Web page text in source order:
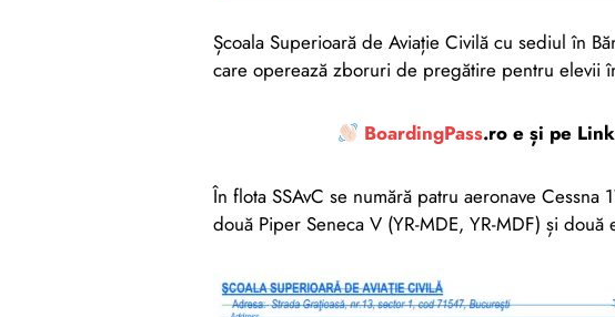
Școala Superioară de Aviație Civilă cu sediul în
care operează zboruri de pregătire pentru elevii
BoardingPass.ro e și pe
În flota SSAvC se numără patru aeronave Cessna
două Piper Seneca V (YR-MDE, YR-MDF) și